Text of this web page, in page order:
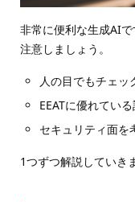
非常に便利な生成AI
注意しましょ う。
人の目でもチェッ
EEATに優れてい
セキュリティ面を
1つずつ解説していき